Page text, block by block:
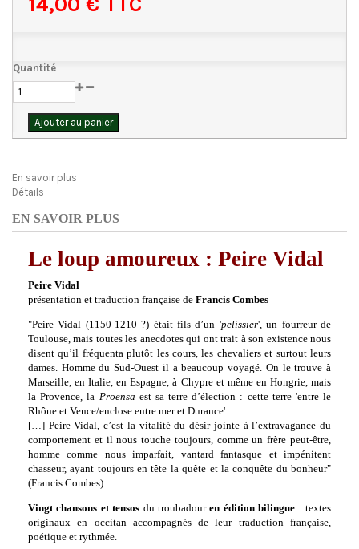
Quantité
Ajouter au panier
En savoir plus
Détails
EN SAVOIR PLUS
Le loup amoureux : Peire Vidal
Peire Vidal
présentation et traduction française de Francis Combes
"Peire Vidal (1150-1210 ?) était fils d’un 'pelissier', un fourreur de
Toulouse, mais toutes les anecdotes qui ont trait à son existence nous
disent qu’il fréquenta plutôt les cours, les chevaliers et surtout leurs
dames. Homme du Sud-Ouest il a beaucoup voyagé. On le trouve à
Marseille, en Italie, en Espagne, à Chypre et même en Hongrie, mais
la Provence, la Proensa est sa terre d’élection : cette terre 'entre le
Rhône et Vence/enclose entre mer et Durance'.
[…] Peire Vidal, c’est la vitalité du désir jointe à l’extravagance du
comportement et il nous touche toujours, comme un frère peut-être,
homme comme nous imparfait, vantard fantasque et impénitent
chasseur, ayant toujours en tête la quête et la conquête du bonheur"
(Francis Combes).
Vingt chansons et tensos du troubadouren édition bilingue : textes
originaux en occitan accompagnés de leur traduction française,
poétique et rythmée.